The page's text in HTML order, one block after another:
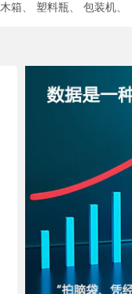
木箱 塑料瓶 包装机